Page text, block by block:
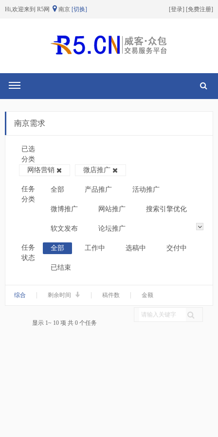
Hi,欢迎来到 R5网 南京 [切换] [登录] [免费注册]
切换导航
南京需求
已选
分类
网络营销
微店推广
任务
分类
全部 产品推广 活动推广
微博推广 网站推广 搜索引擎优化
软文发布 论坛推广
任务
状态
全部 工作中 选稿中 交付中
已结束
综合 剩余时间 稿件数 金额
显示 1~ 10 项 共 0 个任务